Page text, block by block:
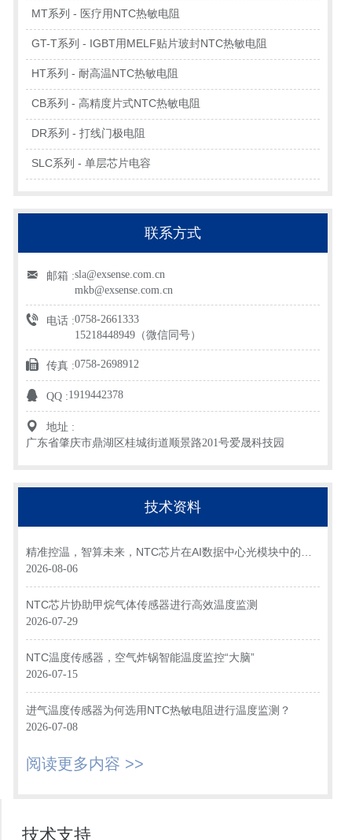
MT系列 - 医疗用NTC热敏电阻
GT-T系列 - IGBT用MELF贴片玻封NTC热敏电阻
HT系列 - 耐高温NTC热敏电阻
CB系列 - 高精度片式NTC热敏电阻
DR系列 - 打线门极电阻
SLC系列 - 单层芯片电容
联系方式
邮箱 :sla@exsense.com.cn
mkb@exsense.com.cn
电话 :0758-2661333
15218448949（微信同号）
传真 :0758-2698912
QQ :1919442378
地址 :
广东省肇庆市鼎湖区桂城街道顺景路201号爱晟科技园
技术资料
精准控温，智算未来，NTC芯片在AI数据中心光模块中的关
键应用
2026-08-06
NTC芯片协助甲烷气体传感器进行高效温度监测
2026-07-29
NTC温度传感器，空气炸锅智能温度监控“大脑”
2026-07-15
进气温度传感器为何选用NTC热敏电阻进行温度监测？
2026-07-08
阅读更多内容 >>
技术支持